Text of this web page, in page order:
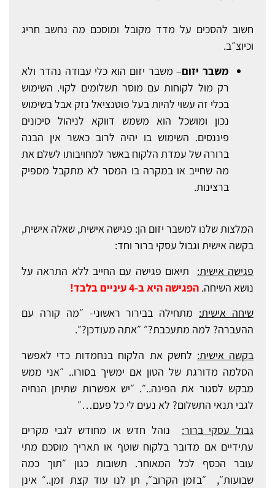
חשוב להסכים על מדד מקובל ומוסכם מה נחשב חריג
וכיוצ״ב.
משבר יזום– משבר יזום הוא כלי עבודה נהדר ולא
רק מול לקוחות עם מוסר תשלומים לקוי. השימוש
בכלי זה עשוי להיות בעל פוטנציאל נזק אבל בשימוש
נכון ומושכל הוא משמש דווקא לניהול סיכונים
פיננסים. השימוש בו יהיה לרוב כאשר אין הבנה
ברורה של עמדת הלקוח באשר למחויבותו לשלם את
מה שחייב או במקרה בו המסר לא מתקבל מספיק
ברצינות.
המלצות שלנו למשבר יזום הן: פגישה אישית, שאלה אישית,
בקשה אישית וגבול עסקי ברור וחד:
פגישה אישית: תיאום פגישה עם החייב ללא התראה על
נושא השיחה. הפגישה היא ב-4 עיניים בלבד!
שיחה אישית: מתחילה בבירור ראשוני- ״מה קורה עם
ההעברה? למה מתעכבת?״ ״אתה מעודכן?״.
בקשה אישית: לחשק את הלקוח בנחמדות כדי לאפשר
הסלמה מדורגת של הטון אם ימשיך בסורו.. ״אני ממש
מבקש לסגור את הפינה..״. ״יש אפשרות שתיתן הנחיה
לגבי תנאי התשלום? לא נעים לי כל פעם…״
גבול עסקי ברור: נוהל חדש או מחודש לגבי מקרים
עתידיים אם מדובר בלקוח שוטף או תאריך מוסכם מתי
עובר הכסף לכל המאוחר. תשובות כגון ״תוך כמה
שבועות״, ״בזמן הקרוב״, תן לנו עוד קצת זמן..״ אינן